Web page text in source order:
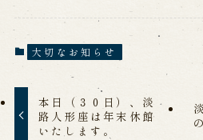
お問い合わせ
メー
お電話でお問い合わせ
大切なお知らせ
本日（３０日）、淡
路人形座は年末休館
いたします。